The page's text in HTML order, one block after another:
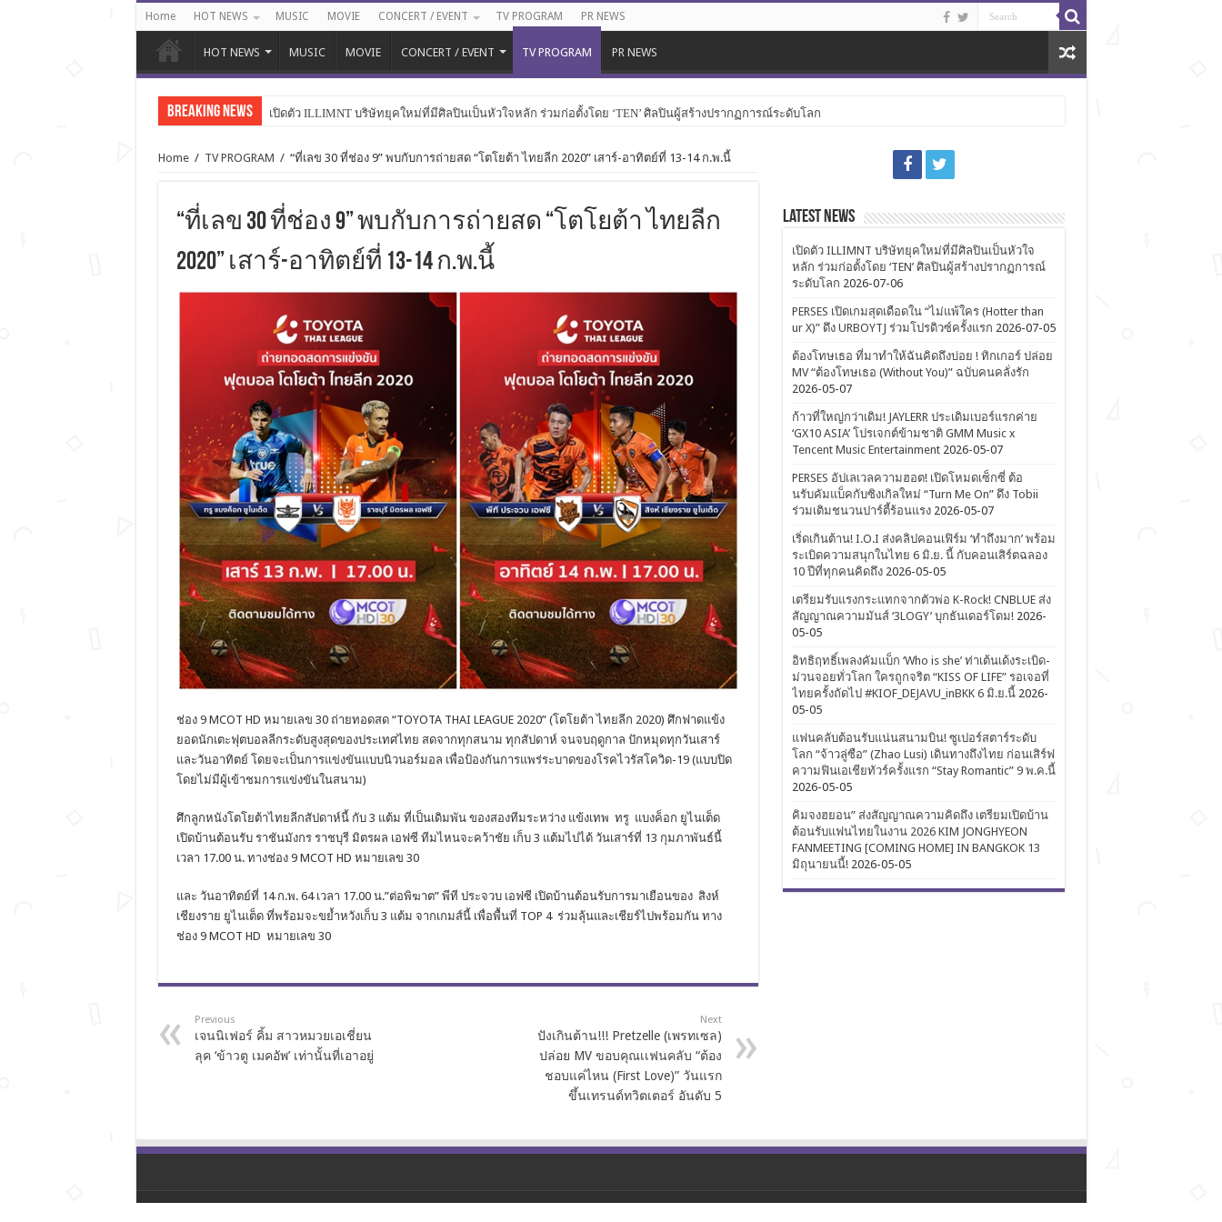
Home HOT NEWS MUSIC MOVIE CONCERT / EVENT TV PROGRAM PR NEWS
HOT NEWS MUSIC MOVIE CONCERT / EVENT TV PROGRAM PR NEWS
Breaking News เปิดตัว ILLIMNT บริษัทยุคใหม่ที่มีศิลปินเป็นหัวใจหลัก ร่วมก่อตั้งโดย ‘TEN’ ศิลปินผู้สร้างปรากฏการณ์ระดับโลก
Home / TV PROGRAM / “ที่เลข 30 ที่ช่อง 9” พบกับการถ่ายสด “โตโยต้า ไทยลีก 2020” เสาร์-อาทิตย์ที่ 13-14 ก.พ.นี้
“ที่เลข 30 ที่ช่อง 9” พบกับการถ่ายสด “โตโยต้า ไทยลีก
2020” เสาร์-อาทิตย์ที่ 13-14 ก.พ.นี้
ช่อง 9 MCOT HD หมายเลข 30 ถ่ายทอดสด “TOYOTA THAI LEAGUE 2020” (โตโยต้า ไทยลีก 2020) ศึกฟาดแข้ง
ยอดนักเตะฟุตบอลลีกระดับสูงสุดของประเทศไทย สดจากทุกสนาม ทุกสัปดาห์ จนจบฤดูกาล ปักหมุดทุกวันเสาร์
และวันอาทิตย์ โดยจะเป็นการแข่งขันแบบนิวนอร์มอล เพื่อป้องกันการแพร่ระบาดของโรคไวรัสโควิด-19 (แบบปิด
โดยไม่มีผู้เข้าชมการแข่งขันในสนาม)
ศึกลูกหนังโตโยต้าไทยลีกสัปดาห์นี้ กับ 3 แต้ม ที่เป็นเดิมพัน ของสองทีมระหว่าง แข้งเทพ ทรู แบงค็อก ยูไนเต็ด
เปิดบ้านต้อนรับ ราชันมังกร ราชบุรี มิตรผล เอฟซี ทีมไหนจะคว้าชัย เก็บ 3 แต้มไปได้ วันเสาร์ที่ 13 กุมภาพันธ์นี้
เวลา 17.00 น. ทางช่อง 9 MCOT HD หมายเลข 30
และ วันอาทิตย์ที่ 14 ก.พ. 64 เวลา 17.00 น.”ต่อพิฆาต” พีที ประจวบ เอฟซี เปิดบ้านต้อนรับการมาเยือนของ สิงห์
เชียงราย ยูไนเต็ด ที่พร้อมจะขย้ำหวังเก็บ 3 แต้ม จากเกมส์นี้ เพื่อพื้นที่ TOP 4 ร่วมลุ้นและเชียร์ไปพร้อมกัน ทาง
ช่อง 9 MCOT HD หมายเลข 30
Previous
เจนนิเฟอร์ คิ้ม สาวหมวยเอเชี่ยน
ลุค ‘ข้าวตู เมคอัพ’ เท่านั้นที่เอาอยู่
Next
ปังเกินต้าน!!! Pretzelle (เพรทเซล)
ปล่อย MV ขอบคุณเเฟนคลับ “ต้อง
ชอบแค่ไหน (First Love)” วันแรก
ขึ้นเทรนด์ทวิตเตอร์ อันดับ 5
Latest News
เปิดตัว ILLIMNT บริษัทยุคใหม่ที่มีศิลปินเป็นหัวใจ
หลัก ร่วมก่อตั้งโดย ‘TEN’ ศิลปินผู้สร้างปรากฏการณ์
ระดับโลก 2026-07-06
PERSES เปิดเกมสุดเดือดใน “ไม่แพ้ใคร (Hotter than
ur X)” ดึง URBOYTJ ร่วมโปรดิวซ์ครั้งแรก 2026-07-05
ต้องโทษเธอ ที่มาทำให้ฉันคิดถึงบ่อย ! ทิกเกอร์ ปล่อย
MV “ต้องโทษเธอ (Without You)” ฉบับคนคลั่งรัก
2026-05-07
ก้าวที่ใหญ่กว่าเดิม! JAYLERR ประเดิมเบอร์แรกค่าย
‘GX10 ASIA’ โปรเจกต์ข้ามชาติ GMM Music x
Tencent Music Entertainment 2026-05-07
PERSES อัปเลเวลความฮอต! เปิดโหมดเซ็กซี่ ต้อ
นรับคัมแบ็คกับซิงเกิลใหม่ “Turn Me On” ดึง Tobii
ร่วมเติมชนวนปาร์ตี้ร้อนแรง 2026-05-07
เริ่ดเกินต้าน! I.O.I ส่งคลิปคอนเฟิร์ม ‘ทำถึงมาก’ พร้อม
ระเบิดความสนุกในไทย 6 มิ.ย. นี้ กับคอนเสิร์ตฉลอง
10 ปีที่ทุกคนคิดถึง 2026-05-05
เตรียมรับแรงกระแทกจากตัวพ่อ K-Rock! CNBLUE ส่ง
สัญญาณความมันส์ ‘3LOGY’ บุกธันเดอร์โดม! 2026-
05-05
อิทธิฤทธิ์เพลงคัมแบ็ก ‘Who is she’ ท่าเต้นเด้งระเบิด-
ม่วนจอยทั่วโลก ใครถูกจริต “KISS OF LIFE” รอเจอที่
ไทยครั้งถัดไป #KIOF_DEJAVU_inBKK 6 มิ.ย.นี้ 2026-
05-05
แฟนคลับต้อนรับแน่นสนามบิน! ซูเปอร์สตาร์ระดับ
โลก “จ้าวลู่ซือ” (Zhao Lusi) เดินทางถึงไทย ก่อนเสิร์ฟ
ความฟินเอเชียทัวร์ครั้งแรก “Stay Romantic” 9 พ.ค.นี้
2026-05-05
คิมจงฮยอน” ส่งสัญญาณความคิดถึง เตรียมเปิดบ้าน
ต้อนรับแฟนไทยในงาน 2026 KIM JONGHYEON
FANMEETING [COMING HOME] IN BANGKOK 13
มิถุนายนนี้! 2026-05-05